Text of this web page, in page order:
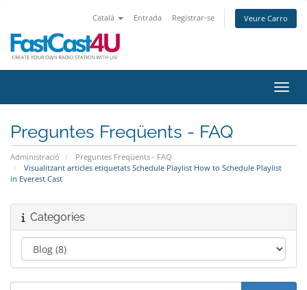
Català Entrada Registrar-se Veure Carro
Preguntes Freqüents - FAQ
Administració
Preguntes Freqüents - FAQ
Visualitzant articles etiquetats Schedule Playlist How to Schedule Playlist
in Everest Cast
Categories